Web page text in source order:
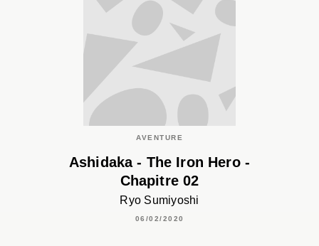
AVENTURE
Ashidaka - The Iron Hero -
Chapitre 02
Ryo Sumiyoshi
06/02/2020